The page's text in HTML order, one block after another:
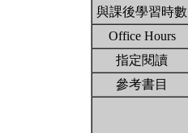
與課後學習時數
Office Hours
指定閱讀
參考書目